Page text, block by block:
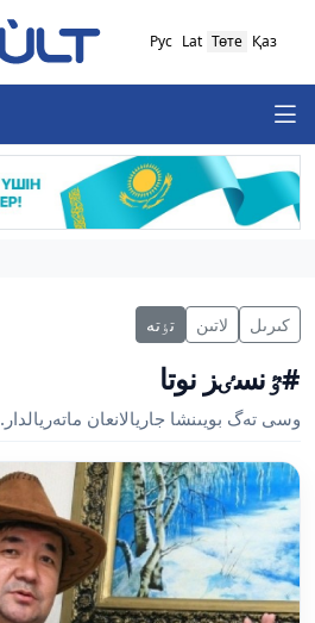
Қаз
Төте
Lat
Рус
كىرىل لاتىن تٶتە
#ٷنسٸز نوتا
وسى تەگ بويىنشا جاريالانعان ماتەريالدار.